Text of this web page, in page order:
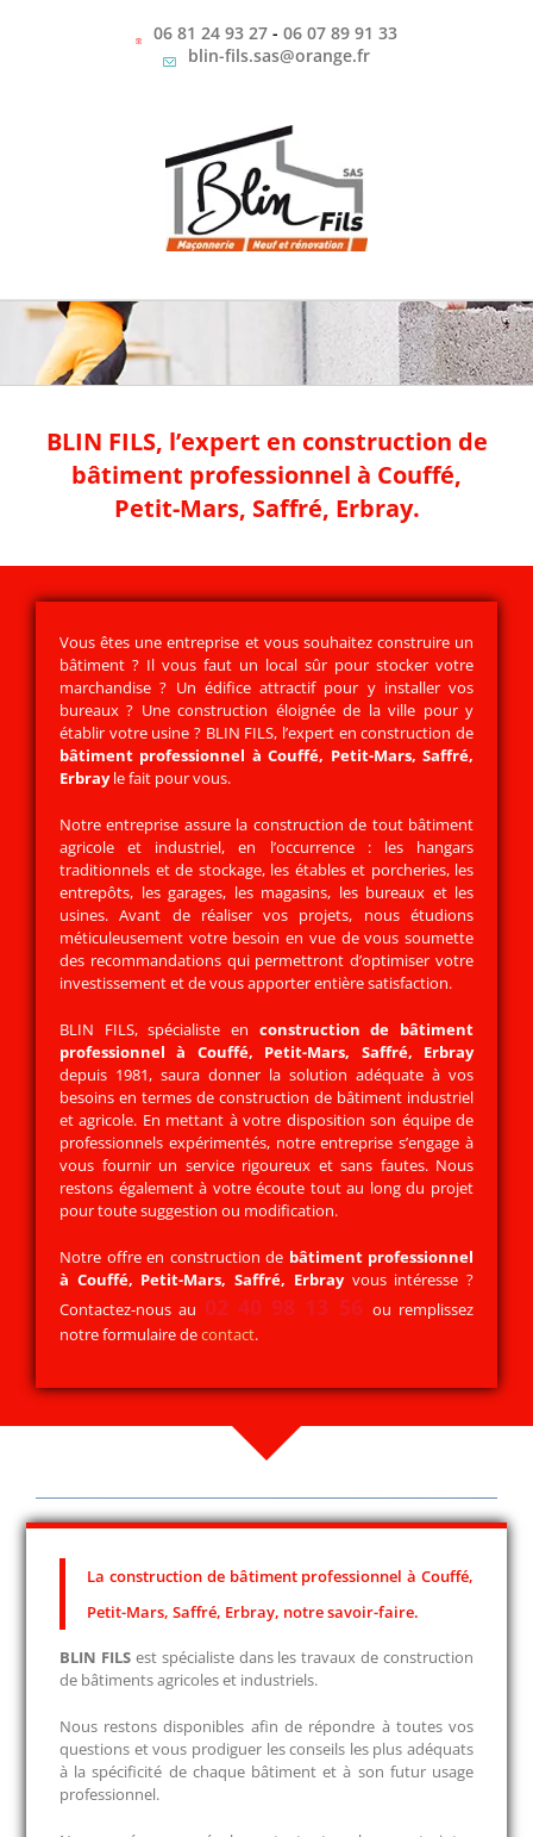
06 81 24 93 27 - 06 07 89 91 33
blin-fils.sas@orange.fr
BLIN FILS, l’expert en construction de
bâtiment professionnel à Couffé,
Petit-Mars, Saffré, Erbray.
Vous êtes une entreprise et vous souhaitez construire un
bâtiment ? Il vous faut un local sûr pour stocker votre
marchandise ? Un édifice attractif pour y installer vos
bureaux ? Une construction éloignée de la ville pour y
établir votre usine ? BLIN FILS, l’expert en construction de
bâtiment professionnel à Couffé, Petit-Mars, Saffré,
Erbrayle fait pour vous.
Notre entreprise assure la construction de tout bâtiment
agricole et industriel, en l’occurrence : les hangars
traditionnels et de stockage, les étables et porcheries, les
entrepôts, les garages, les magasins, les bureaux et les
usines. Avant de réaliser vos projets, nous étudions
méticuleusement votre besoin en vue de vous soumette
des recommandations qui permettront d’optimiser votre
investissement et de vous apporter entière satisfaction.
BLIN FILS, spécialiste en construction de bâtiment
professionnel à Couffé, Petit-Mars, Saffré, Erbray
depuis 1981, saura donner la solution adéquate à vos
besoins en termes de construction de bâtiment industriel
et agricole. En mettant à votre disposition son équipe de
professionnels expérimentés, notre entreprise s’engage à
vous fournir un service rigoureux et sans fautes. Nous
restons également à votre écoute tout au long du projet
pour toute suggestion ou modification.
Notre offre en construction de bâtiment professionnel
à Couffé, Petit-Mars, Saffré, Erbrayvous intéresse ?
Contactez-nous au 02 40 98 13 56 ou remplissez
notre formulaire decontact.
La construction de bâtiment professionnel à Couffé,
Petit-Mars, Saffré, Erbray, notre savoir-faire.
BLIN FILSest spécialiste dans les travaux de construction
de bâtiments agricoles et industriels.
Nous restons disponibles afin de répondre à toutes vos
questions et vous prodiguer les conseils les plus adéquats
à la spécificité de chaque bâtiment et à son futur usage
professionnel.